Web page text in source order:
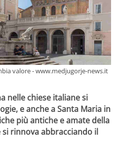
valore - www.medjugorje-news.it
nelle chiese italiane si
e anche a Santa Maria in
più antiche e amate della
rinnova abbracciando il